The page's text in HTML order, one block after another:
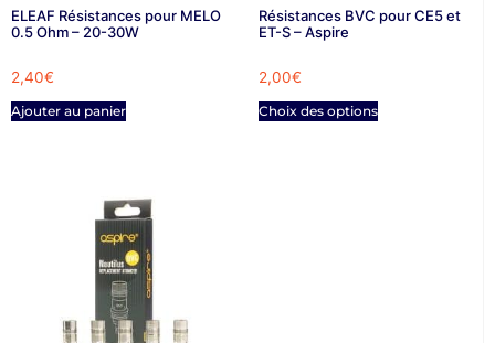
ELEAF Résistances pour MELO
0.5 Ohm – 20-30W
2,40€
Ajouter au panier
Résistances BVC pour CE5 et
ET-S – Aspire
2,00€
Choix des options